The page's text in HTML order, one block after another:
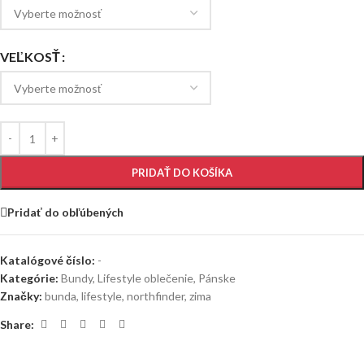
VEĽKOSŤ
PRIDAŤ DO KOŠÍKA
Pridať do obľúbených
Katalógové číslo: -
Kategórie: Bundy, Lifestyle oblečenie, Pánske
Značky: bunda, lifestyle, northfinder, zima
Share: